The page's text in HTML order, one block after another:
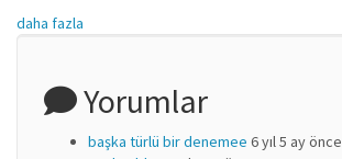
daha fazla
Yorumlar
başka türlü bir denemee 6 yıl 5 ay önce